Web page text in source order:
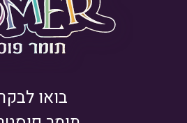
בואו